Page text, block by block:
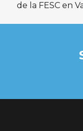
de la FESC en